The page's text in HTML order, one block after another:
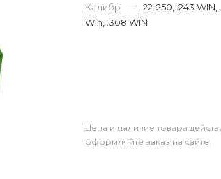
Калибр —
.22-250, .243
Win, .308 WIN
Цена и наличие товара
оформляйте заказ на сайте.